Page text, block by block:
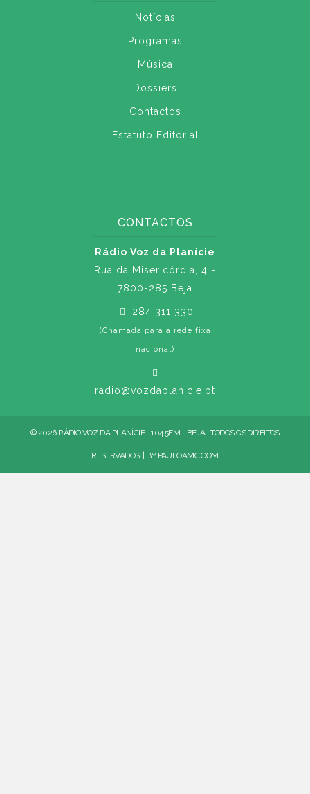
Notícias
Programas
Música
Dossiers
Contactos
Estatuto Editorial
CONTACTOS
Rádio Voz da Planície
Rua da Misericórdia, 4 -
7800-285 Beja
284 311 330
(Chamada para a rede fixa
nacional)
radio@vozdaplanicie.pt
© 2026 RÁDIO VOZ DA PLANÍCIE - 104.5FM - BEJA | TODOS OS DIREITOS
RESERVADOS. | BY PAULOAMC.COM